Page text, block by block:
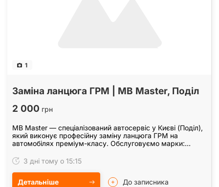
1
Заміна ланцюга ГРМ | MB Master, Поділ
2 000 грн
MB Master — спеціалізований автосервіс у Києві (Поділ),
який виконує професійну заміну ланцюга ГРМ на
автомобілях преміум-класу. Обслуговуємо марки:
3 дні тому о 15:15
Детальніше До записника